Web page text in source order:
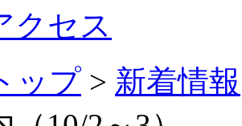
クセス
ップ > 新着情報